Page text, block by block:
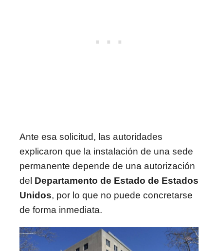
Ante esa solicitud, las autoridades
explicaron que la instalación de una sede
permanente depende de una autorización
del Departamento de Estado de Estados
Unidos, por lo que no puede concretarse
de forma inmediata.